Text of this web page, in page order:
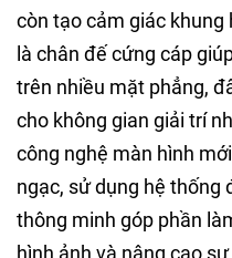
còn tạo cảm giác
là chân đế cứng cáp
trên nhiều mặt phẳng,
cho không gian giải trí
công nghệ màn hình
ngạc, sử dụng hệ thống
thông minh góp phần
hình ảnh và nâng cao